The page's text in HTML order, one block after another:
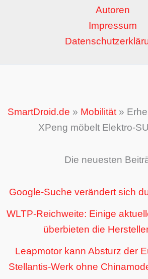
Autoren
Impressum
SmartDroid.de » Mobilität»
XPeng möbelt Elektro-
Die neuesten
Google-Suche verändert sich
WLTP-Reichweite: Einige
überbieten die
Leapmotor kann Absturz der
Stellantis-Werk ohne